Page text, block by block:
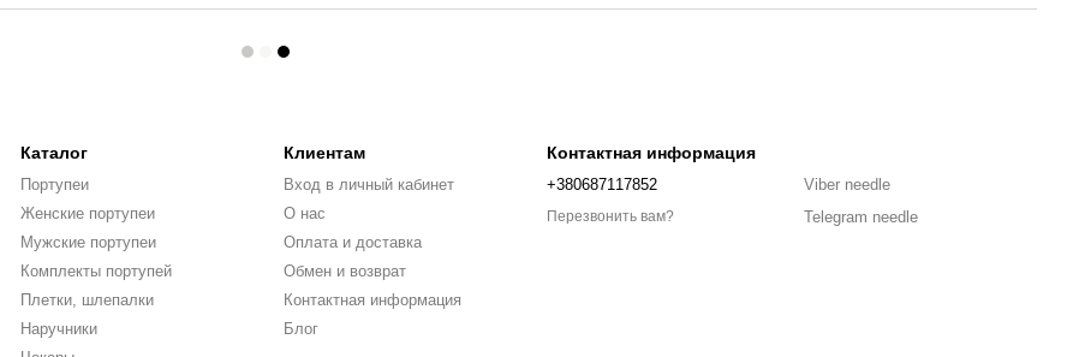
Каталог
Портупеи
Женские портупеи
Мужские портупеи
Комплекты портупей
Плетки, шлепалки
Наручники
Клиентам
Вход в личный кабинет
О нас
Оплата и доставка
Обмен и возврат
Контактная информация
Блог
Контактная информация
+380687117852
Перезвонить вам?
Viber needle
Telegram needle